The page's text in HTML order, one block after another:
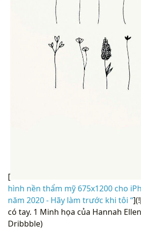
[
hình nền thẩm mỹ 675x1200 cho
năm 2020 - Hãy làm trước khi tôi “
có tay. 1 Minh họa của Hannah
Dribbble)